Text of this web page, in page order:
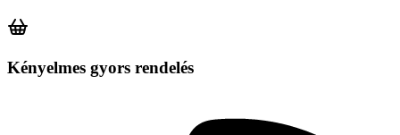
Kényelmes gyors rendelés